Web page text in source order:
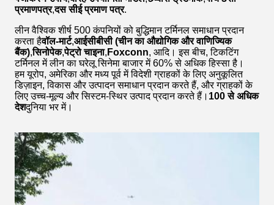
प्रमाणपत्र,दस सीई प्रमाण पत्र.
लीन वैश्विक शीर्ष 500 कंपनियों को बुद्धिमान टर्मिनल समाधान प्रदान
करता हैवॉल-मार्ट,आईसीबीसी (चीन का औद्योगिक और वाणिज्यिक
बैंक),सिनोपेक,पेट्रो चाइना, Foxconn, आदि। इस बीच, टिकटिंग
टर्मिनल में लीन का घरेलू सिनेमा बाजार में 60% से अधिक हिस्सा है।
हम यूरोप, अमेरिका और मध्य पूर्व में विदेशी ग्राहकों के लिए अनुकूलित
डिज़ाइन, विकास और उत्पादन समाधान प्रदान करते हैं, और ग्राहकों के
लिए उच्च-मूल्य और सिस्टम-स्थिर उत्पाद प्रदान करते हैं। 100 से अधिक
देशदुनिया भर में।